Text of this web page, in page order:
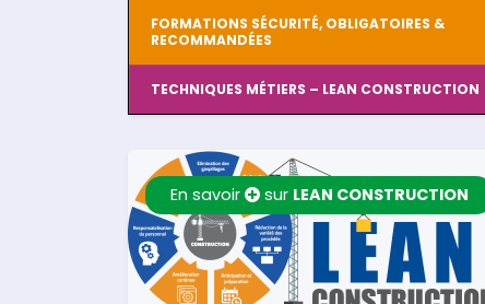
FORMATIONS SÉCURITÉ, OBLIGATOIRES &
RECOMMANDÉES
TECHNIQUES MÉTIERS – LEAN CONSTRUCTION
En savoir sur LEAN CONSTRUCTION